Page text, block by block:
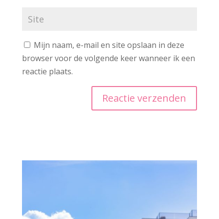
Mijn naam, e-mail en site opslaan in deze
browser voor de volgende keer wanneer ik een
reactie plaats.